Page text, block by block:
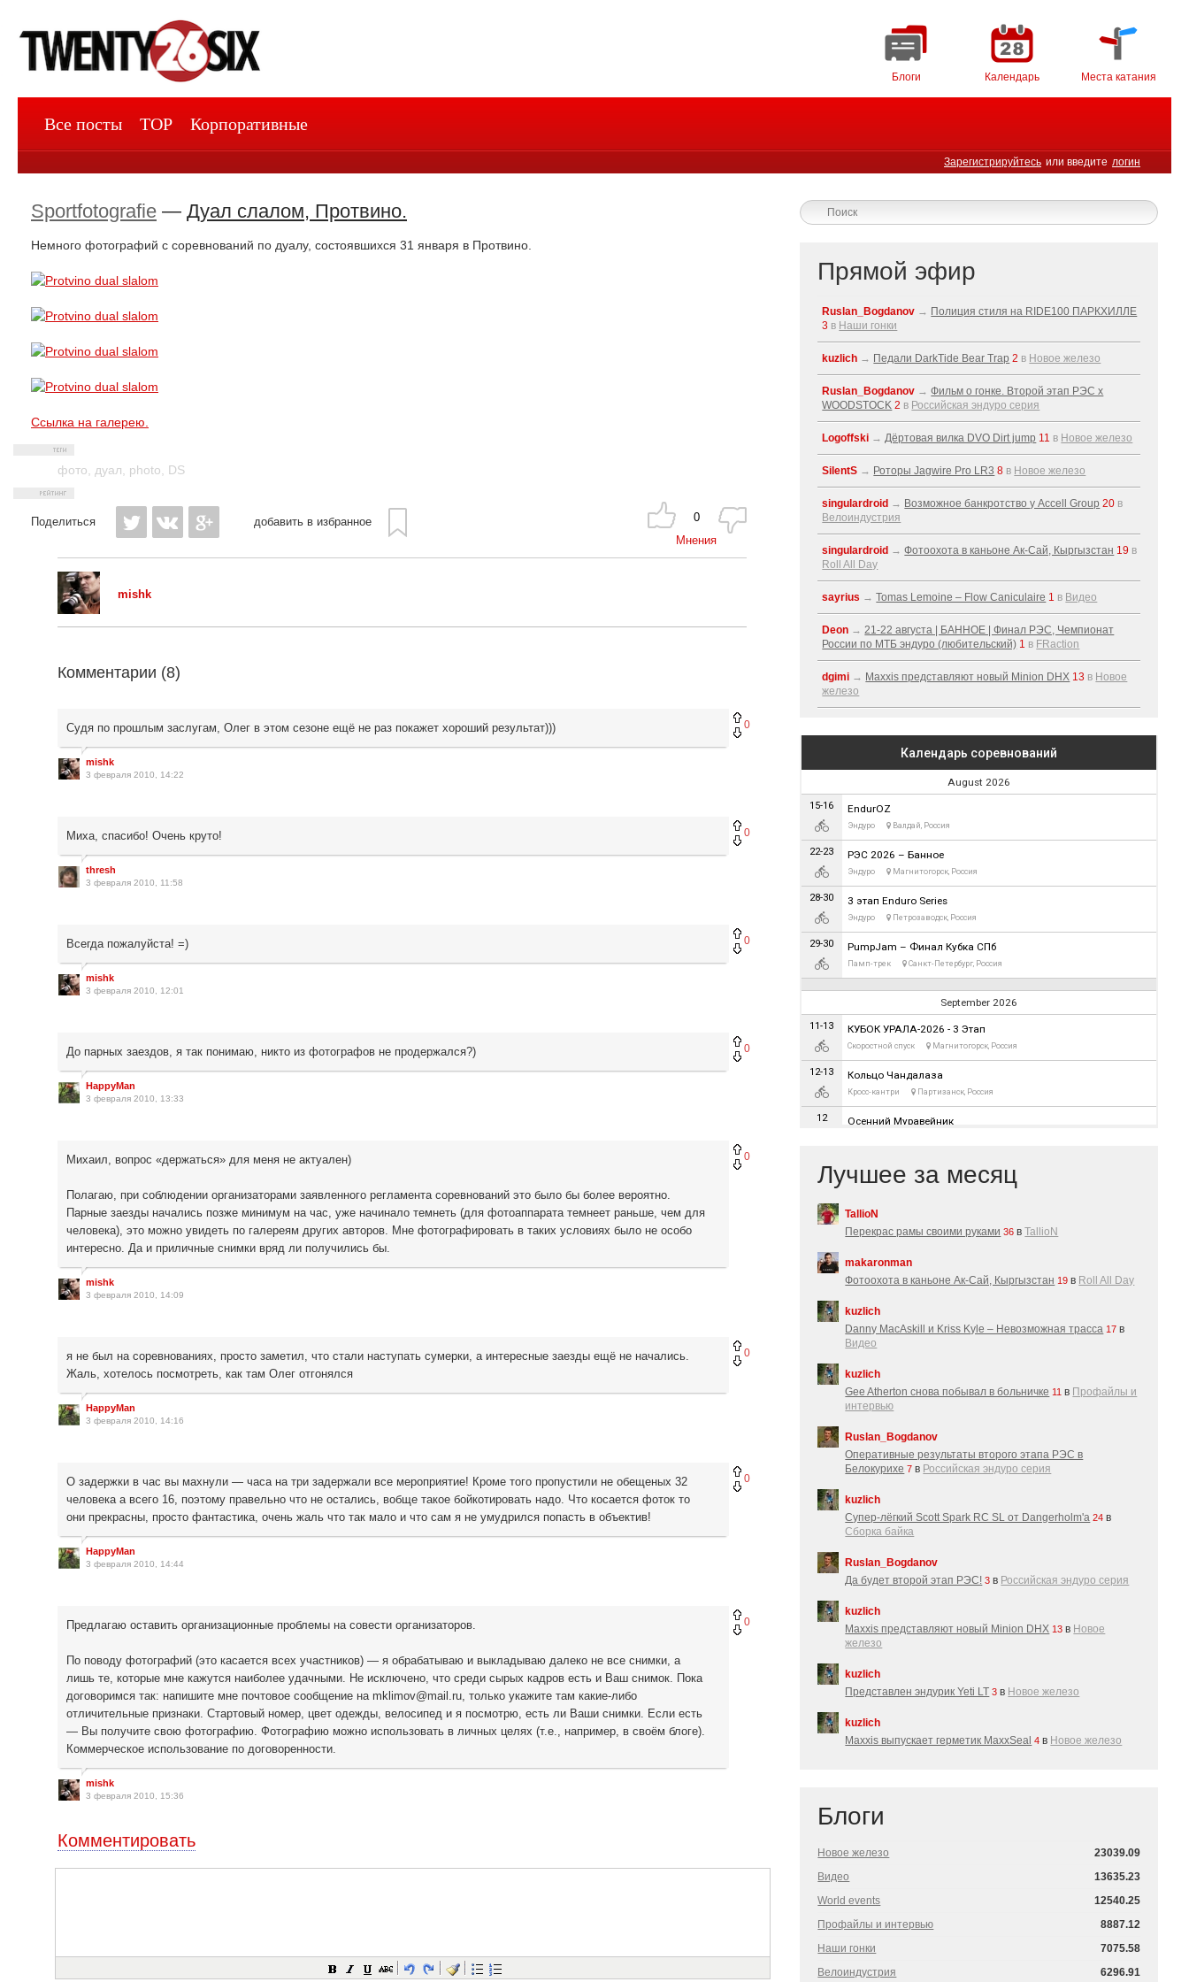
Блоги Календарь Места катания
Зарегистрируйтесь или введите логин
Все посты TOP Корпоративные
Sportfotografie — Дуал слалом, Протвино.
Немного фотографий с соревнований по дуалу, состоявшихся 31 января в Протвино.
Ссылка на галерею.
фото дуал photo DS
Поделиться добавить в избранное
0
Мнения
mishk
Комментарии (8)
0
Судя по прошлым заслугам, Олег в этом сезоне ещё не раз покажет хороший результат)))
mishk
3 февраля 2010, 14:22
0
Миха, спасибо! Очень круто!
thresh
3 февраля 2010, 11:58
0
Всегда пожалуйста! =)
mishk
3 февраля 2010, 12:01
0
До парных заездов, я так понимаю, никто из фотографов не продержался?)
HappyMan
3 февраля 2010, 13:33
0
Михаил, вопрос «держаться» для меня не актуален)
Полагаю, при соблюдении организаторами заявленного регламента соревнований это было бы более вероятно.
Парные заезды начались позже минимум на час, уже начинало темнеть (для фотоаппарата темнеет раньше, чем для
человека), это можно увидеть по галереям других авторов. Мне фотографировать в таких условиях было не особо
интересно. Да и приличные снимки вряд ли получились бы.
mishk
3 февраля 2010, 14:09
0
я не был на соревнованиях, просто заметил, что стали наступать сумерки, а интересные заезды ещё не начались.
Жаль, хотелось посмотреть, как там Олег отгонялся
HappyMan
3 февраля 2010, 14:16
0
О задержки в час вы махнули — часа на три задержали все мероприятие! Кроме того пропустили не обещеных 32
человека а всего 16, поэтому правельно что не остались, вобще такое бойкотировать надо. Что косается фоток то
они прекрасны, просто фантастика, очень жаль что так мало и что сам я не умудрился попасть в объектив!
HappyMan
3 февраля 2010, 14:44
0
Предлагаю оставить организационные проблемы на совести организаторов.
По поводу фотографий (это касается всех участников) — я обрабатываю и выкладываю далеко не все снимки, а
лишь те, которые мне кажутся наиболее удачными. Не исключено, что среди сырых кадров есть и Ваш снимок. Пока
договоримся так: напишите мне почтовое сообщение на mklimov@mail.ru, только укажите там какие-либо
отличительные признаки. Стартовый номер, цвет одежды, велосипед и я посмотрю, есть ли Ваши снимки. Если есть
— Вы получите свою фотографию. Фотографию можно использовать в личных целях (т.е., например, в своём блоге).
Коммерческое использование по договоренности.
mishk
3 февраля 2010, 15:36
Комментировать
Прямой эфир
Ruslan_Bogdanov → Полиция стиля на RIDE100 ПАРКХИЛЛЕ
3 в Наши гонки
kuzlich → Педали DarkTide Bear Trap 2 в Новое железо
Ruslan_Bogdanov →Фильм о гонке. Второй этап РЭС x
WOODSTOCK 2 в Российская эндуро серия
Logoffski →Дёртовая вилка DVO Dirt jump 11 в Новое железо
SilentS → Роторы Jagwire Pro LR3 8 в Новое железо
singulardroid → Возможное банкротство у Accell Group 20 в
Велоиндустрия
singulardroid →Фотоохота в каньоне Ак-Cай, Кыргызстан 19 в
Roll All Day
sayrius →Tomas Lemoine – Flow Caniculaire 1 в Видео
Deon →21-22 августа | БАННОЕ | Финал РЭС, Чемпионат
России по МТБ эндуро (любительский) 1 в FRaction
dgimi → Maxxis представляют новый Minion DHX 13 в Новое
железо
Лучшее за месяц
TallioN
Перекрас рамы своими руками 36 вTallioN
makaronman
Фотоохота в каньоне Ак-Cай, Кыргызстан 19 в Roll All Day
kuzlich
Danny MacAskill и Kriss Kyle – Невозможная трасса 17 в
Видео
kuzlich
Gee Atherton снова побывал в больничке 11 в Профайлы и
интервью
Ruslan_Bogdanov
Оперативные результаты второго этапа РЭС в
Белокурихе 7 в Российская эндуро серия
kuzlich
Супер-лёгкий Scott Spark RC SL от Dangerholm'a 24 в
Сборка байка
Ruslan_Bogdanov
Да будет второй этап РЭС! 3 в Российская эндуро серия
kuzlich
Maxxis представляют новый Minion DHX 13 в Новое
железо
kuzlich
Представлен эндурик Yeti LT 3 в Новое железо
kuzlich
Maxxis выпускает герметик MaxxSeal 4 в Новое железо
Блоги
Новое железо
23039.09
Видео
13635.23
World events
12540.25
Профайлы и интервью
8887.12
Наши гонки
7075.58
Велоиндустрия
6296.91